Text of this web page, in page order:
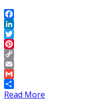
Facebook
LinkedIn
Twitter
Pinterest
Copy
Link
Email
Gmail
Share
Read More